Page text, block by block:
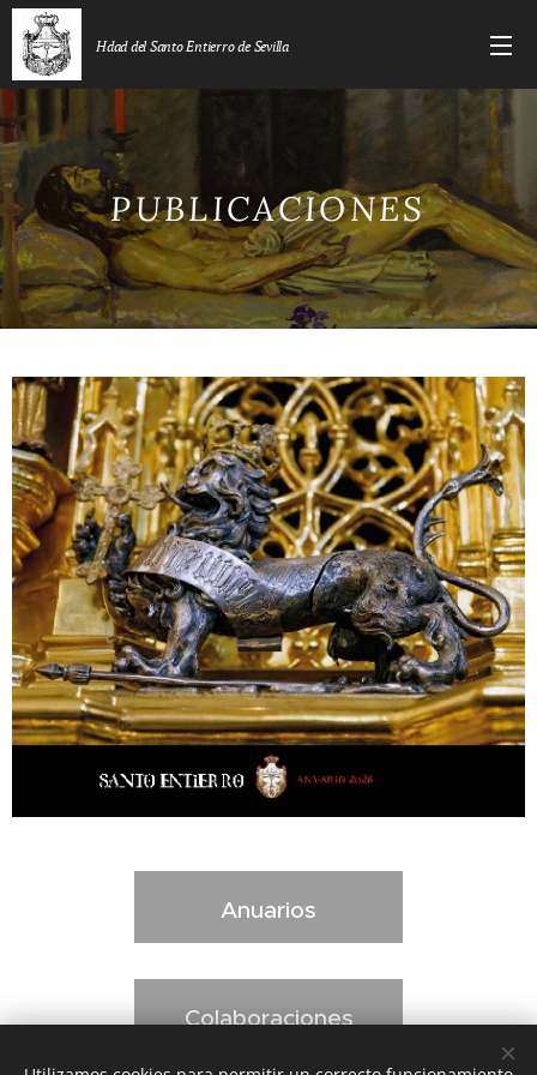
Hdad del Santo Entierro de Sevilla
PUBLICACIONES
Anuarios
Colaboraciones